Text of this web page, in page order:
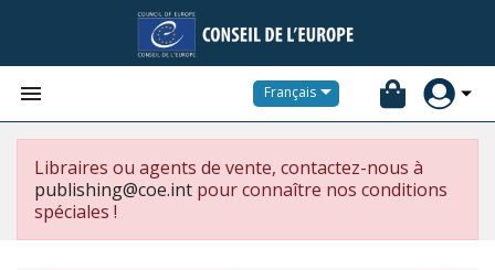
 Français
Libraires ou agents de vente, contactez-nous à
publishing@coe.int pour connaître nos conditions
spéciales !